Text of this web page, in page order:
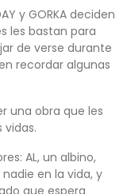
y GORKA deciden
les bastan para
de verse durante
recordar algunas
una obra que les
vidas.
AL, un albino,
en la vida, y
que espera